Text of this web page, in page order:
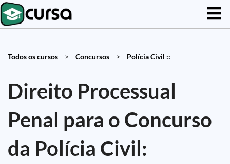
Todos os cursos > Concursos > Polícia Civil ::
Direito Processual
Penal para o Concurso
da Polícia Civil: